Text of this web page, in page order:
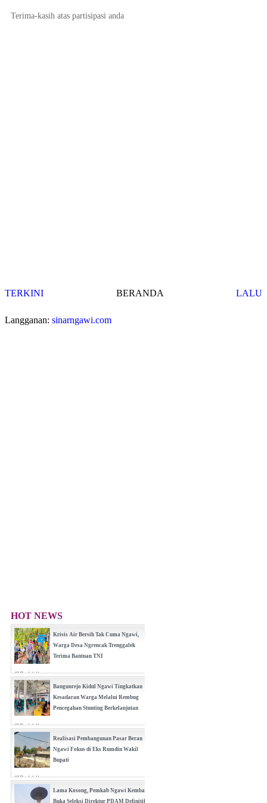
Terima-kasih atas partisipasi anda
TERKINI LALU
BERANDA
Langganan: sinarngawi.com
HOT NEWS
Krisis Air Bersih Tak Cuma Ngawi,
Warga Desa Ngrencak Trenggalek
Terima Bantuan TNI
(0 Reply(s))
Bangunrejo Kidul Ngawi Tingkatkan
Kesadaran Warga Melalui Rembug
Pencegahan Stunting Berkelanjutan
(0 Reply(s))
Realisasi Pembangunan Pasar Beran
Ngawi Fokus di Eks Rumdin Wakil
Bupati
(0 Reply(s))
Lama Kosong, Pemkab Ngawi Kembali
Buka Seleksi Direktur PDAM Definitif